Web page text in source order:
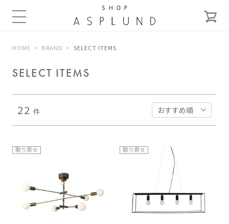
HOME BRAND SELECT ITEMS
SELECT ITEMS
22 件
取り寄せ 取り寄せ